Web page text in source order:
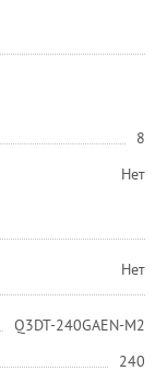
8
Нет
Нет
Q3DT-240GAEN-M2
240